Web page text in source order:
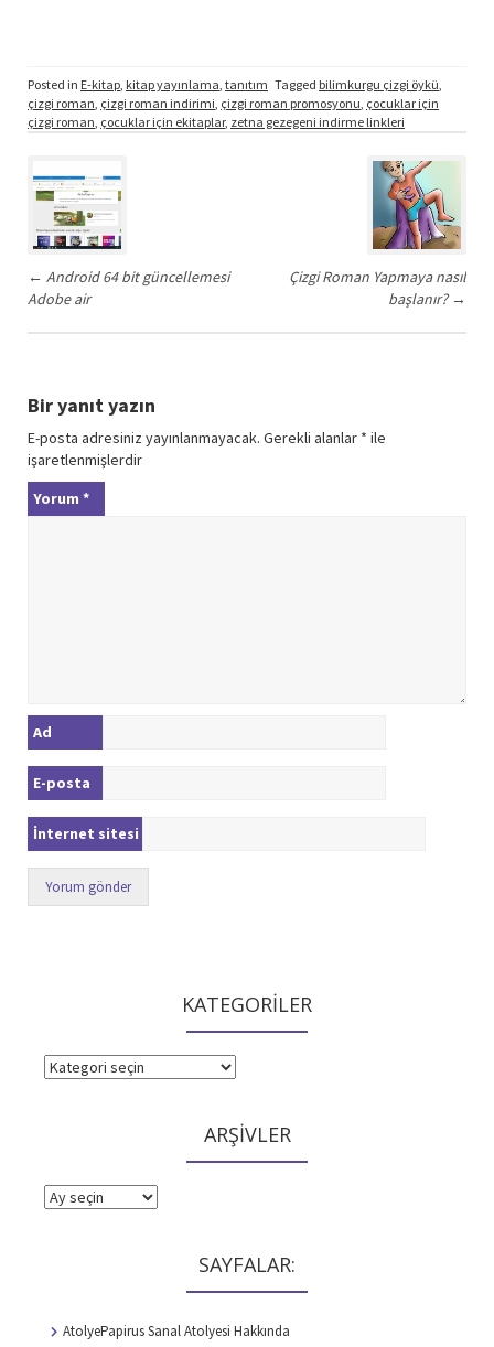
Posted in E-kitap, kitap yayınlama, tanıtım Tagged bilimkurgu çizgi öykü,
çizgi roman, çizgi roman indirimi, çizgi roman promosyonu, çocuklar için
çizgi roman, çocuklar için ekitaplar, zetna gezegeni indirme linkleri
navigation
← Android 64 bit güncellemesi
Adobe air
Çizgi Roman Yapmaya nasıl
başlanır? →
Bir yanıt yazın
E-posta adresiniz yayınlanmayacak. Gerekli alanlar * ile
işaretlenmişlerdir
Yorum *
Ad
E-posta
İnternet sitesi
KATEGORİLER
KATEGORİLER
ARŞİVLER
ARŞİVLER
SAYFALAR:
AtolyePapirus Sanal Atolyesi Hakkında